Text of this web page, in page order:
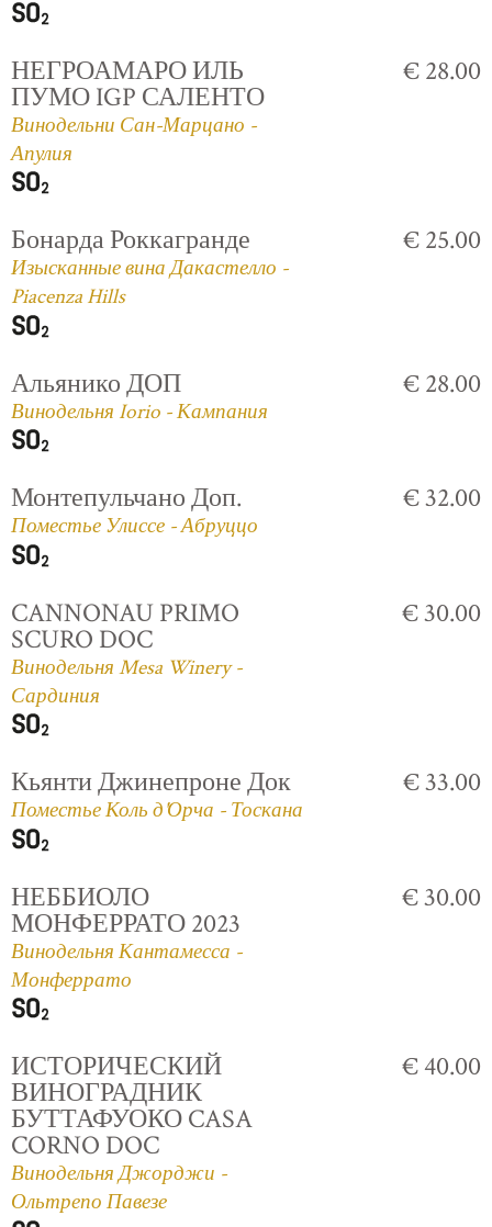
НЕГРОАМАРО ИЛЬ
ПУМО IGP САЛЕНТО
Винодельни Сан-Марцано -
Апулия
€ 28.00
Бонарда Роккагранде
Изысканные вина Дакастелло -
Piacenza Hills
€ 25.00
Альянико ДОП
Винодельня Iorio - Кампания
€ 28.00
Монтепульчано Доп.
Поместье Улиссе - Абруццо
€ 32.00
CANNONAU PRIMO
SCURO DOC
Винодельня Mesa Winery -
Сардиния
€ 30.00
Кьянти Джинепроне Док
Поместье Коль д'Орча - Тоскана
€ 33.00
НЕББИОЛО
МОНФЕРРАТО 2023
Винодельня Кантамесса -
Монферрато
€ 30.00
ИСТОРИЧЕСКИЙ
ВИНОГРАДНИК
БУТТАФУОКО CASA
CORNO DOC
Винодельня Джорджи -
Ольтрепо Павезе
€ 40.00